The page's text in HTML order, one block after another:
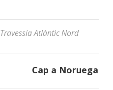
Travessia Atlàntic Nord
Cap a Noruega